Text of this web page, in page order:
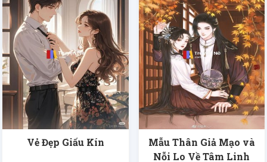
Vẻ Đẹp Giấu Kín
Mẫu Thân Giả Mạo và
Nỗi Lo Về Tâm Linh